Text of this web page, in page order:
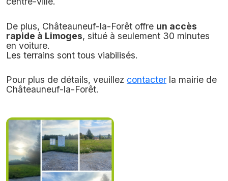
De plus, Châteauneuf-la-Forêt offre un accès
rapide à Limoges, situé à seulement 30 minutes
en voiture.
Les terrains sont tous viabilisés.
Pour plus de détails, veuillez contacter la mairie de
Châteauneuf-la-Forêt.